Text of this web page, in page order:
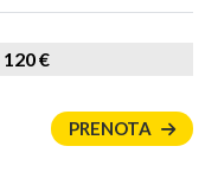
120 €
PRENOTA